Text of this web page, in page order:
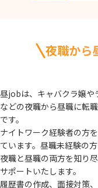
夜職から
昼jobは、キャバクラ嬢や
などの夜職から昼職に転
です。
ナイトワーク経験者の方
ています。 昼職未経験の
夜職と昼職の両方を知り
サポートいたします。
履歴書の作成、面接対策